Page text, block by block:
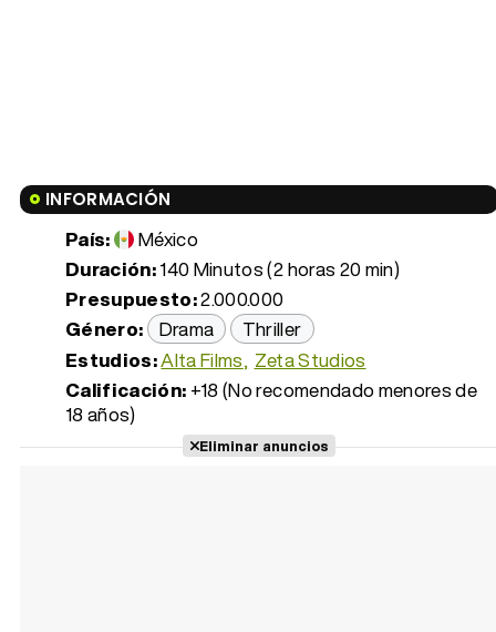
INFORMACIÓN
País:
México
Duración:140 Minutos (2 horas 20 min)
Presupuesto:2.000.000
Género: Drama
Thriller
Estudios:Alta Films Zeta Studios
Calificación: +18 (No recomendado menores de
18 años)
Eliminar anuncios